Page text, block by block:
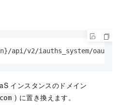
api/v2/iauths_system/
インスタンスのドメイン
) に置き換えます。